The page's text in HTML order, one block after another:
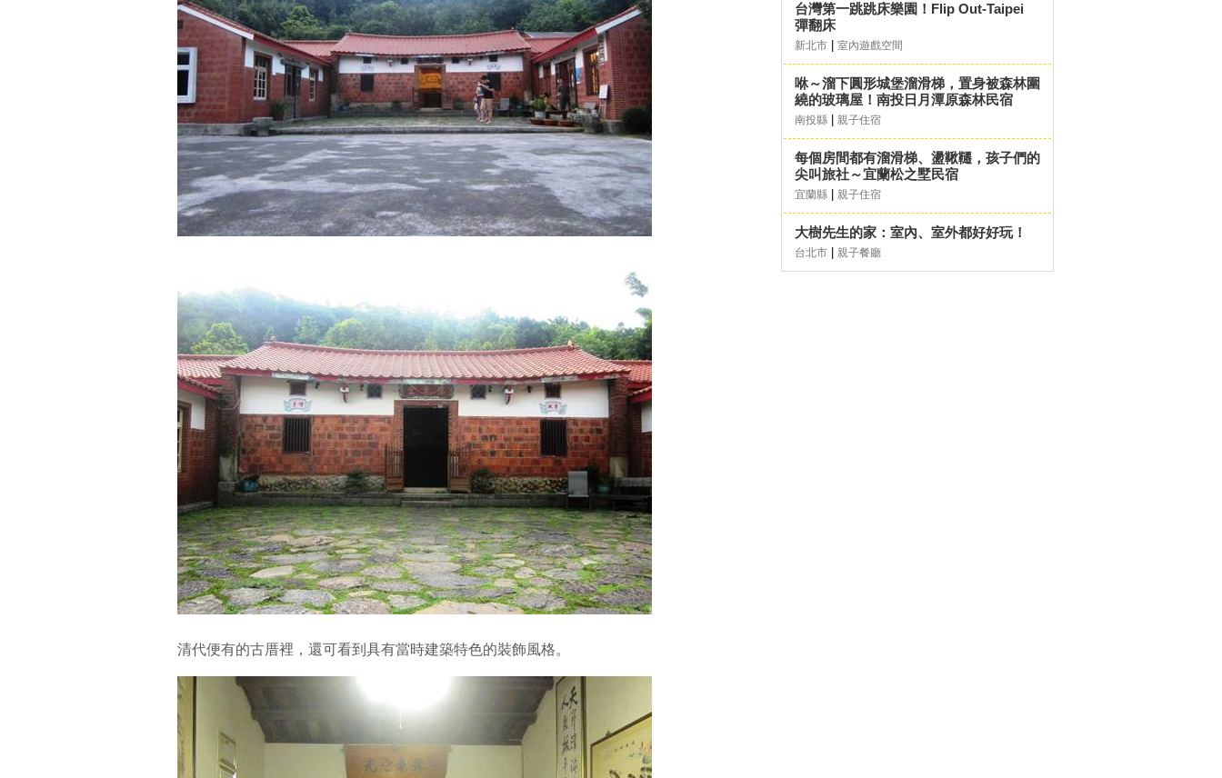
清代便有的古厝裡，還可看到具有當時建築特色的裝飾風格。
台灣第一跳跳床樂園！Flip Out-Taipei
彈翻床
新北市 室內遊戲空間
咻～溜下圓形城堡溜滑梯，置身被森林圍
繞的玻璃屋！南投日月潭原森林民宿
南投縣 親子住宿
每個房間都有溜滑梯、盪鞦韆，孩子們的
尖叫旅社～宜蘭松之墅民宿
宜蘭縣 親子住宿
大樹先生的家：室內、室外都好好玩！
台北市 親子餐廳